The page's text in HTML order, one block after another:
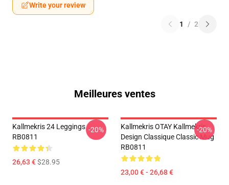
Write your review
1 / 2
Meilleures ventes
Kallmekris 24 Leggings
RB0811
26,63 €$28.95
-20%
Kallmekris OTAY Kallmekris
Design Classique Classic Mug
RB0811
23,00 € - 26,68 €
-20%